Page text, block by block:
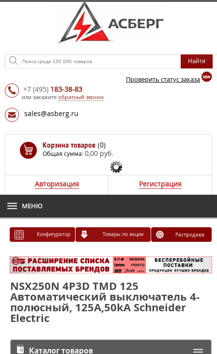
Проверить статус заказа
+7 (495) 183-38-83
или закажите обратный звонок
sales@asberg.ru
Корзина товаров (0)
Общая сумма:0,00 руб.
Авторизация Регистрация
МЕНЮ
Конфигуратор Товары по акции Распродажа
NSX250N 4P3D TMD 125
Автоматический выключатель 4-
полюсный, 125А,50kA Schneider
Electric
Каталог товаров